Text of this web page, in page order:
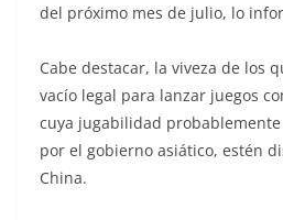
del próximo mes de julio, lo
Cabe destacar, la viveza de los
vacío legal para lanzar juegos
cuya jugabilidad
por el gobierno asiático, estén
China.